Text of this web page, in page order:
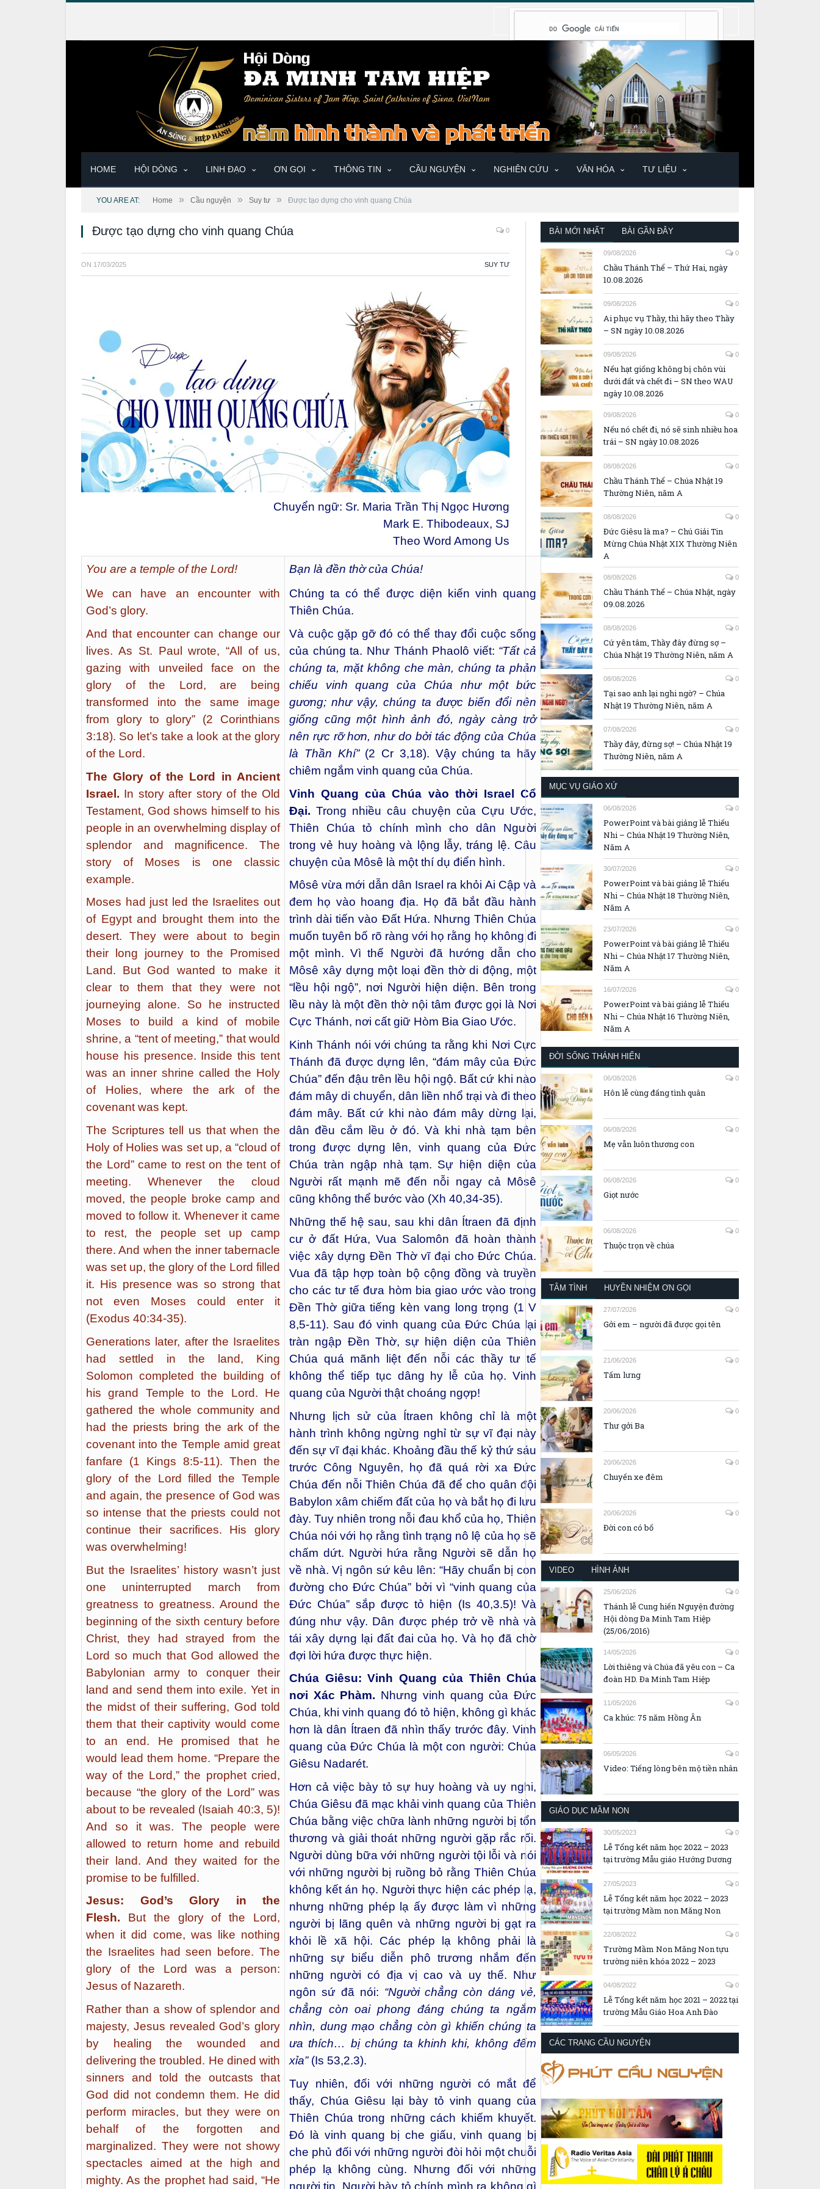
HOME HỘI DÒNG LINH ĐẠO ƠN GỌI THÔNG TIN CẦU NGUYỆN NGHIÊN CỨU VĂN HÓA TƯ LIỆU
YOU ARE AT: Home » Cầu nguyện » Suy tư » Được tạo dựng cho vinh quang Chúa
Được tạo dựng cho vinh quang Chúa 0
ON 17/03/2025 SUY TƯ
Chuyển ngữ: Sr. Maria Trần Thị Ngọc Hương
Mark E. Thibodeaux, SJ
Theo Word Among Us
You are a temple of the Lord!
We can have an encounter with
God’s glory.
And that encounter can change our
lives. As St. Paul wrote, “All of us,
gazing with unveiled face on the
glory of the Lord, are being
transformed into the same image
from glory to glory” (2 Corinthians
3:18). So let’s take a look at the glory
of the Lord.
The Glory of the Lord in Ancient
Israel. In story after story of the Old
Testament, God shows himself to his
people in an overwhelming display of
splendor and magnificence. The
story of Moses is one classic
example.
Moses had just led the Israelites out
of Egypt and brought them into the
desert. They were about to begin
their long journey to the Promised
Land. But God wanted to make it
clear to them that they were not
journeying alone. So he instructed
Moses to build a kind of mobile
shrine, a “tent of meeting,” that would
house his presence. Inside this tent
was an inner shrine called the Holy
of Holies, where the ark of the
covenant was kept.
The Scriptures tell us that when the
Holy of Holies was set up, a “cloud of
the Lord” came to rest on the tent of
meeting. Whenever the cloud
moved, the people broke camp and
moved to follow it. Whenever it came
to rest, the people set up camp
there. And when the inner tabernacle
was set up, the glory of the Lord filled
it. His presence was so strong that
not even Moses could enter it
(Exodus 40:34-35).
Generations later, after the Israelites
had settled in the land, King
Solomon completed the building of
his grand Temple to the Lord. He
gathered the whole community and
had the priests bring the ark of the
covenant into the Temple amid great
fanfare (1 Kings 8:5-11). Then the
glory of the Lord filled the Temple
and again, the presence of God was
so intense that the priests could not
continue their sacrifices. His glory
was overwhelming!
But the Israelites’ history wasn’t just
one uninterrupted march from
greatness to greatness. Around the
beginning of the sixth century before
Christ, they had strayed from the
Lord so much that God allowed the
Babylonian army to conquer their
land and send them into exile. Yet in
the midst of their suffering, God told
them that their captivity would come
to an end. He promised that he
would lead them home. “Prepare the
way of the Lord,” the prophet cried,
because “the glory of the Lord” was
about to be revealed (Isaiah 40:3, 5)!
And so it was. The people were
allowed to return home and rebuild
their land. And they waited for the
promise to be fulfilled.
Jesus: God’s Glory in the
Flesh. But the glory of the Lord,
when it did come, was like nothing
the Israelites had seen before. The
glory of the Lord was a person:
Jesus of Nazareth.
Rather than a show of splendor and
majesty, Jesus revealed God’s glory
by healing the wounded and
delivering the troubled. He dined with
sinners and told the outcasts that
God did not condemn them. He did
perform miracles, but they were on
behalf of the forgotten and
marginalized. They were not showy
spectacles aimed at the high and
mighty. As the prophet had said, “He
Bạn là đền thờ của Chúa!
Chúng ta có thể được diện kiến vinh quang
Thiên Chúa.
Và cuộc gặp gỡ đó có thể thay đổi cuộc sống
của chúng ta. Như Thánh Phaolô viết: “Tất cả
chúng ta, mặt không che màn, chúng ta phản
chiếu vinh quang của Chúa như một bức
gương; như vậy, chúng ta được biến đổi nên
giống cũng một hình ảnh đó, ngày càng trở
nên rực rỡ hơn, như do bởi tác động của Chúa
là Thần Khí”(2 Cr 3,18). Vậy chúng ta hãy
chiêm ngắm vinh quang của Chúa.
Vinh Quang của Chúa vào thời Israel Cổ
Đại. Trong nhiều câu chuyện của Cựu Ước,
Thiên Chúa tỏ chính mình cho dân Người
trong vẻ huy hoàng và lộng lẫy, tráng lệ. Câu
chuyện của Môsê là một thí dụ điển hình.
Môsê vừa mới dẫn dân Israel ra khỏi Ai Cập và
đem họ vào hoang địa. Họ đã bắt đầu hành
trình dài tiến vào Đất Hứa. Nhưng Thiên Chúa
muốn tuyên bố rõ ràng với họ rằng họ không đi
một mình. Vì thế Người đã hướng dẫn cho
Môsê xây dựng một loại đền thờ di động, một
“lều hội ngộ”, nơi Người hiện diện. Bên trong
lều này là một đền thờ nội tâm được gọi là Nơi
Cực Thánh, nơi cất giữ Hòm Bia Giao Ước.
Kinh Thánh nói với chúng ta rằng khi Nơi Cực
Thánh đã được dựng lên, “đám mây của Đức
Chúa” đến đậu trên lều hội ngộ. Bất cứ khi nào
đám mây di chuyển, dân liền nhổ trại và đi theo
đám mây. Bất cứ khi nào đám mây dừng lại,
dân đều cắm lều ở đó. Và khi nhà tạm bên
trong được dựng lên, vinh quang của Đức
Chúa tràn ngập nhà tạm. Sự hiện diện của
Người rất mạnh mẽ đến nỗi ngay cả Môsê
cũng không thể bước vào (Xh 40,34-35).
Những thế hệ sau, sau khi dân Ítraen đã định
cư ở đất Hứa, Vua Salomôn đã hoàn thành
việc xây dựng Đền Thờ vĩ đại cho Đức Chúa.
Vua đã tập hợp toàn bộ cộng đồng và truyền
cho các tư tế đưa hòm bia giao ước vào trong
Đền Thờ giữa tiếng kèn vang long trọng (1 V
8,5-11). Sau đó vinh quang của Đức Chúa lại
tràn ngập Đền Thờ, sự hiện diện của Thiên
Chúa quá mãnh liệt đến nỗi các thầy tư tế
không thể tiếp tục dâng hy lễ của họ. Vinh
quang của Người thật choáng ngợp!
Nhưng lịch sử của Ítraen không chỉ là một
hành trình không ngừng nghỉ từ sự vĩ đại này
đến sự vĩ đại khác. Khoảng đầu thế kỷ thứ sáu
trước Công Nguyên, họ đã quá rời xa Đức
Chúa đến nỗi Thiên Chúa đã để cho quân đội
Babylon xâm chiếm đất của họ và bắt họ đi lưu
đày. Tuy nhiên trong nỗi đau khổ của họ, Thiên
Chúa nói với họ rằng tình trạng nô lệ của họ sẽ
chấm dứt. Người hứa rằng Người sẽ dẫn họ
về nhà. Vị ngôn sứ kêu lên: “Hãy chuẩn bị con
đường cho Đức Chúa” bởi vì “vinh quang của
Đức Chúa” sắp được tỏ hiện (Is 40,3.5)! Và
đúng như vậy. Dân được phép trở về nhà và
tái xây dựng lại đất đai của họ. Và họ đã chờ
đợi lời hứa được thực hiện.
Chúa Giêsu: Vinh Quang của Thiên Chúa
nơi Xác Phàm. Nhưng vinh quang của Đức
Chúa, khi vinh quang đó tỏ hiện, không gì khác
hơn là dân Ítraen đã nhìn thấy trước đây. Vinh
quang của Đức Chúa là một con người: Chúa
Giêsu Nadarét.
Hơn cả việc bày tỏ sự huy hoàng và uy nghi,
Chúa Giêsu đã mạc khải vinh quang của Thiên
Chúa bằng việc chữa lành những người bị tổn
thương và giải thoát những người gặp rắc rối.
Người dùng bữa với những người tội lỗi và nói
với những người bị ruồng bỏ rằng Thiên Chúa
không kết án họ. Người thực hiện các phép lạ,
nhưng những phép lạ ấy được làm vì những
người bị lãng quên và những người bị gạt ra
khỏi lề xã hội. Các phép lạ không phải là
những sự biểu diễn phô trương nhắm đến
những người có địa vị cao và uy thế. Như
ngôn sứ đã nói: “Người chẳng còn dáng vẻ,
chẳng còn oai phong đáng chúng ta ngắm
nhìn, dung mạo chẳng còn gì khiến chúng ta
ưa thích… bị chúng ta khinh khi, không đếm
xỉa” (Is 53,2.3).
Tuy nhiên, đối với những người có mắt để
thấy, Chúa Giêsu lại bày tỏ vinh quang của
Thiên Chúa trong những cách khiếm khuyết.
Đó là vinh quang bị che giấu, vinh quang bị
che phủ đối với những người đòi hỏi một chuỗi
phép lạ không cùng. Nhưng đối với những
người tin, Người bày tỏ chính mình ra không gì
BÀI MỚI NHẤT BÀI GẦN ĐÂY
09/08/2026 0
Chầu Thánh Thể – Thứ Hai, ngày
10.08.2026
09/08/2026 0
Ai phục vụ Thầy, thì hãy theo Thầy
– SN ngày 10.08.2026
09/08/2026 0
Nếu hạt giống không bị chôn vùi
dưới đất và chết đi – SN theo WAU
ngày 10.08.2026
09/08/2026 0
Nếu nó chết đi, nó sẽ sinh nhiều hoa
trái – SN ngày 10.08.2026
08/08/2026 0
Chầu Thánh Thể – Chúa Nhật 19
Thường Niên, năm A
08/08/2026 0
Đức Giêsu là ma? – Chú Giải Tin
Mừng Chúa Nhật XIX Thường Niên
A
08/08/2026 0
Chầu Thánh Thể – Chúa Nhật, ngày
09.08.2026
08/08/2026 0
Cứ yên tâm, Thầy đây đừng sợ –
Chúa Nhật 19 Thường Niên, năm A
08/08/2026 0
Tại sao anh lại nghi ngờ? – Chúa
Nhật 19 Thường Niên, năm A
07/08/2026 0
Thầy đây, đừng sợ! – Chúa Nhật 19
Thường Niên, năm A
MỤC VỤ GIÁO XỨ
06/08/2026 0
PowerPoint và bài giảng lễ Thiếu
Nhi – Chúa Nhật 19 Thường Niên,
Năm A
30/07/2026 0
PowerPoint và bài giảng lễ Thiếu
Nhi – Chúa Nhật 18 Thường Niên,
Năm A
23/07/2026 0
PowerPoint và bài giảng lễ Thiếu
Nhi – Chúa Nhật 17 Thường Niên,
Năm A
16/07/2026 0
PowerPoint và bài giảng lễ Thiếu
Nhi – Chúa Nhật 16 Thường Niên,
Năm A
ĐỜI SỐNG THÁNH HIẾN
06/08/2026 0
Hôn lễ cùng đấng tình quân
06/08/2026 0
Mẹ vẫn luôn thương con
06/08/2026 0
Giọt nước
06/08/2026 0
Thuộc trọn về chúa
TÂM TÌNH HUYỀN NHIỆM ƠN GỌI
27/07/2026 0
Gởi em – người đã được gọi tên
21/06/2026 0
Tấm lưng
20/06/2026 0
Thư gởi Ba
20/06/2026 0
Chuyến xe đêm
20/06/2026 0
Đời con có bố
VIDEO HÌNH ẢNH
25/06/2026 0
Thánh lễ Cung hiến Nguyện đường
Hội dòng Đa Minh Tam Hiệp
(25/06/2016)
14/05/2026 0
Lời thiêng và Chúa đã yêu con – Ca
đoàn HD. Đa Minh Tam Hiệp
11/05/2026 0
Ca khúc: 75 năm Hồng Ân
06/05/2026 0
Video: Tiếng lòng bên mộ tiền nhân
GIÁO DỤC MẦM NON
30/05/2023 0
Lễ Tổng kết năm học 2022 – 2023
tại trường Mẫu giáo Hướng Dương
27/05/2023 0
Lễ Tổng kết năm học 2022 – 2023
tại trường Mầm non Măng Non
22/08/2022 0
Trường Mầm Non Măng Non tựu
trường niên khóa 2022 – 2023
04/08/2022 0
Lễ Tổng kết năm học 2021 – 2022 tại
trường Mẫu Giáo Hoa Anh Đào
CÁC TRANG CẦU NGUYỆN